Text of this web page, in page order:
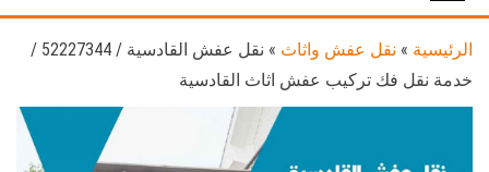
الرئيسية » نقل عفش واثاث »
نقل عفش القادسية / 52227344 /
خدمة نقل فك تركيب عفش اثاث القادسية